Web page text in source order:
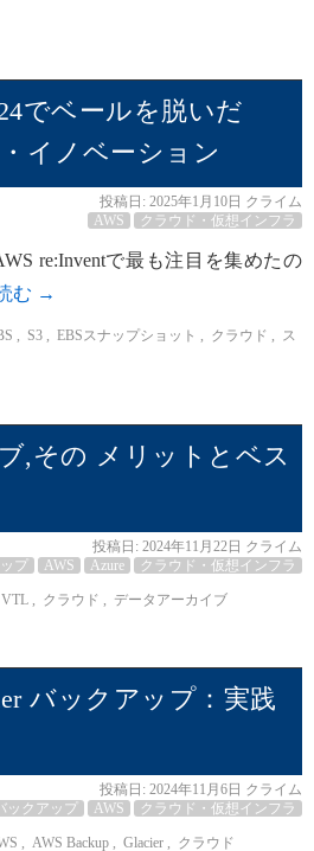
でベールを脱いだ
イノベーション
投稿日: 2025年1月10日 クライム
AWS
クラウド・仮想インフラ
re:Inventで最も注目を集めたの
む →
S3 EBSスナップショット クラウド
ス
,その メリットとベス
投稿日: 2024年11月22日 クライム
プ
AWS Azure クラウド・仮想インフラ
VTL クラウド データアーカイブ
バックアップ：実践
投稿日: 2024年11月6日 クライム
ックアップ
AWS クラウド・仮想インフラ
AWS Backup Glacier クラウド